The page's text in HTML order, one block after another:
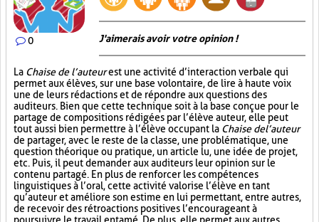
0 J'aimerais avoir votre opinion !
La Chaise de l’auteurest une activité d’interaction verbale qui
permet aux élèves, sur une base volontaire, de lire à haute voix
une de leurs rédactions et de répondre aux questions des
auditeurs. Bien que cette technique soit à la base conçue pour le
partage de compositions rédigées par l’élève auteur, elle peut
tout aussi bien permettre à l’élève occupant la Chaise de l’auteur
de partager, avec le reste de la classe, une problématique, une
question théorique ou pratique, un article lu, une idée de projet,
etc. Puis, il peut demander aux auditeurs leur opinion sur le
contenu partagé. En plus de renforcer les compétences
linguistiques à l’oral, cette activité valorise l’élève en tant
qu’auteur et améliore son estime en lui permettant, entre autres,
de recevoir des rétroactions positives l’encourageant à